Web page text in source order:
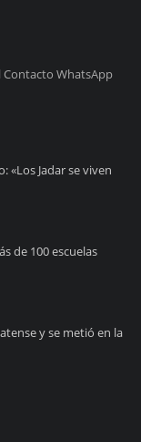
WhatsApp
«Los Jadar se viven
de 100 escuelas
y se metió en la